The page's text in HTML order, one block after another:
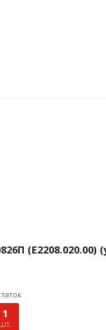
(E2208.020.00)
17
сек.
1
шт.